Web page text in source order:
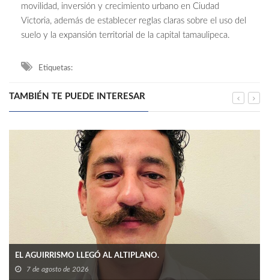
movilidad, inversión y crecimiento urbano en Ciudad
Victoria, además de establecer reglas claras sobre el uso del
suelo y la expansión territorial de la capital tamaulipeca.
Etiquetas:
TAMBIÉN TE PUEDE INTERESAR
EL AGUIRRISMO LLEGÓ AL ALTIPLANO.
7 de agosto de 2026